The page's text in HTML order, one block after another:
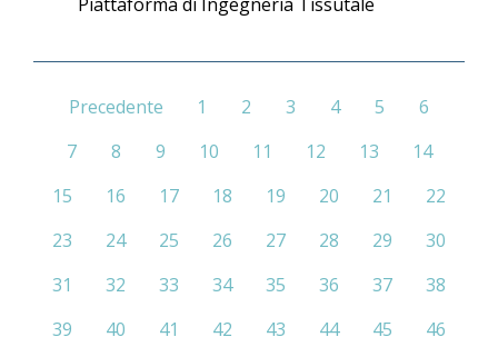
Precedente 1 2 3 4 5
6
7
8 9 10 11 12 13
14
15
16 17 18 19 20 21
22
23
24 25 26 27 28 29
30
31
32 33 34 35 36 37
38
39
40 41 42 43 44 45
46